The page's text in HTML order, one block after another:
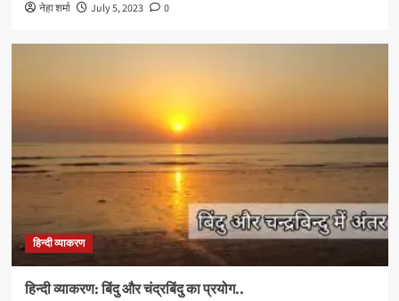
नेहा शर्मा July 5, 2023 0
हिन्दी व्याकरण
हिन्दी व्याकरण: बिंदु और चंद्रबिंदु का प्रयोग..